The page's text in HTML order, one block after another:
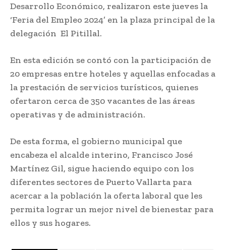
Desarrollo Económico, realizaron este jueves la
‘Feria del Empleo 2024’ en la plaza principal de la
delegación El Pitillal.
En esta edición se contó con la participación de
20 empresas entre hoteles y aquellas enfocadas a
la prestación de servicios turísticos, quienes
ofertaron cerca de 350 vacantes de las áreas
operativas y de administración.
De esta forma, el gobierno municipal que
encabeza el alcalde interino, Francisco José
Martínez Gil, sigue haciendo equipo con los
diferentes sectores de Puerto Vallarta para
acercar a la población la oferta laboral que les
permita lograr un mejor nivel de bienestar para
ellos y sus hogares.